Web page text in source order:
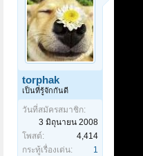
torphak
เป็นที่รู้จักกันดี
วันที่สมัครสมาชิก:
3 มิถุนายน 2008
โพสต์:
4,414
กระทู้เรื่องเด่น:
1